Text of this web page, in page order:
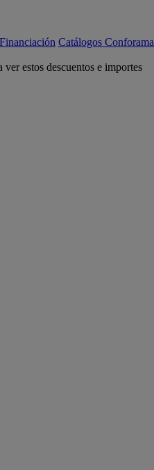
Financiación Catálogos Conforama
estos descuentos e importes